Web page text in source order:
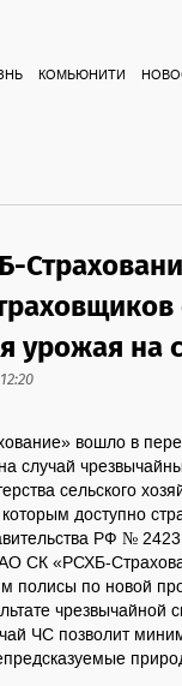
КОМЬЮНИТИ
урожая на
вошло в
случай
сельского
доступно
РФ №
СК «РСХБ-
полисы по новой
чрезвычайной
ЧС позволит